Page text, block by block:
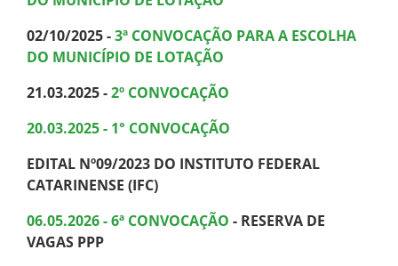
02/10/2025 -3ª CONVOCAÇÃO PARA A ESCOLHA
DO MUNICÍPIO DE LOTAÇÃO
21.03.2025 -2º CONVOCAÇÃO
20.03.2025 - 1° CONVOCAÇÃO
EDITAL Nº09/2023 DO INSTITUTO FEDERAL
CATARINENSE (IFC)
06.05.2026 - 6ª CONVOCAÇÃO - RESERVA DE
VAGAS PPP